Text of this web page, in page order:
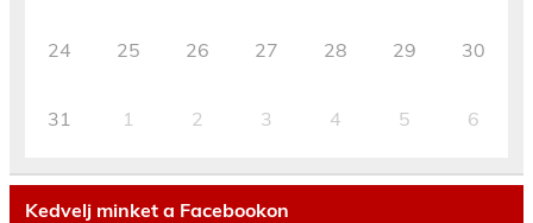
24 25 26 27 28 29 30
31 1 2 3 4 5 6
Kedvelj minket a Facebookon